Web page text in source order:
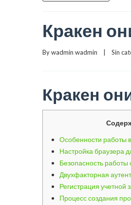
Кракен
By wadmin wadmin Sin
Кракен
Особенности работы
Настройка браузера
Безопасность
Двухфакторная
Регистрация учетной
Процесс создания